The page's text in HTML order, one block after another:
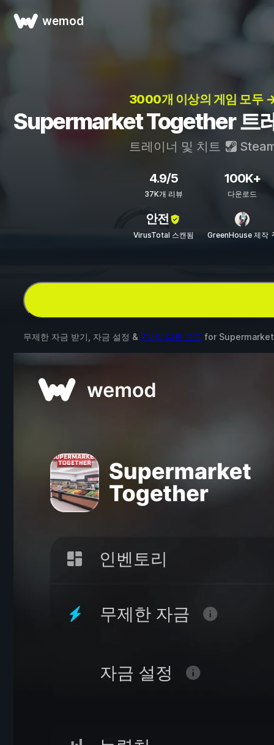
wemod
3000개 이상의 게임 모두
Supermarket Together 트
트레이너 및 치트
4.9/5
37K개 리뷰
100K+
다운로드
안전
VirusTotal 스캔됨 GreenHouse 제작
무제한 자금 받기, 자금 설정 & 7개의 다른 모드 for